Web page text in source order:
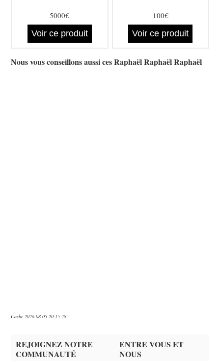
5000€
Voir ce produit
100€
Voir ce produit
Nous vous conseillons aussi ces Raphaël Raphaël Raphaël
Cache 2026-08-05 20:15:28
REJOIGNEZ NOTRE
COMMUNAUTÉ
ENTRE VOUS ET
NOUS